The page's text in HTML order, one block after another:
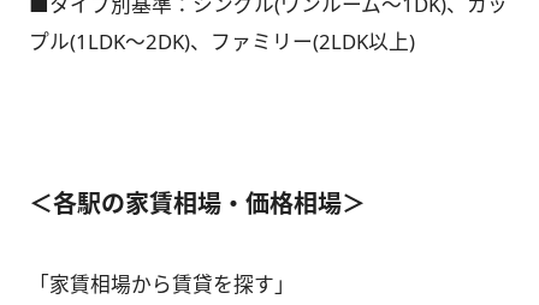
プル(1LDK～2DK)、ファミリー(2LDK以上)
＜各駅の家賃相場・価格相場＞
「家賃相場から賃貸を探す」